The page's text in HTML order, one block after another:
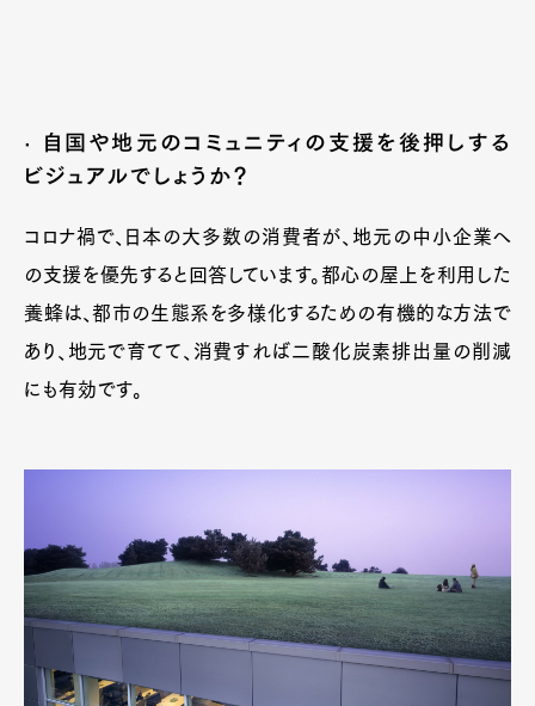
· 自国や地元のコミュニティの支援を後押しする
ビジュアルでしょうか？
コロナ禍で、日本の大多数の消費者が、地元の中小企業へ
の支援を優先すると回答しています。都心の屋上を利用した
養蜂は、都市の生態系を多様化するための有機的な方法で
あり、地元で育てて、消費すれば二酸化炭素排出量の削減
にも有効です。